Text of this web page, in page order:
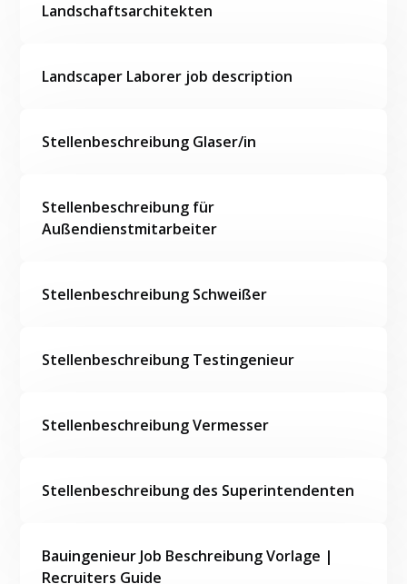
Landschaftsarchitekten
Landscaper Laborer job description
Stellenbeschreibung Glaser/in
Stellenbeschreibung für
Außendienstmitarbeiter
Stellenbeschreibung Schweißer
Stellenbeschreibung Testingenieur
Stellenbeschreibung Vermesser
Stellenbeschreibung des Superintendenten
Bauingenieur Job Beschreibung Vorlage |
Recruiters Guide